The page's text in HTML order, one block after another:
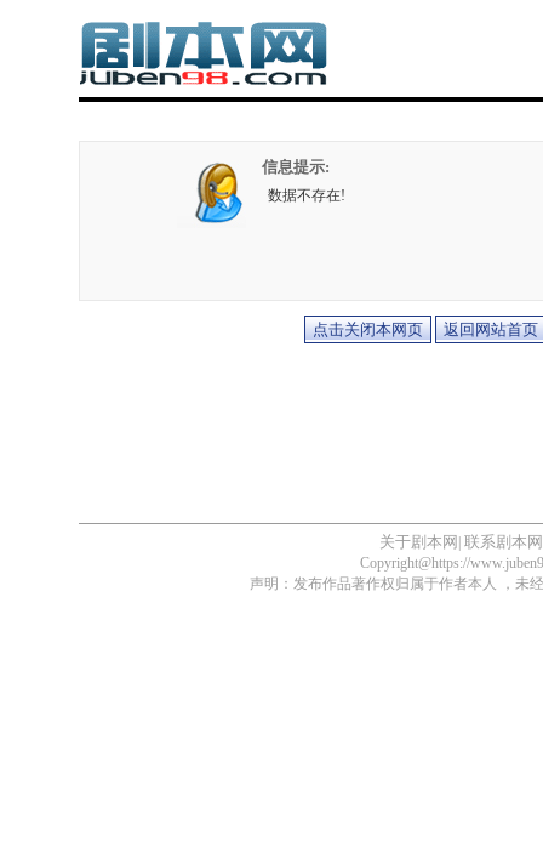
信息提示:
数据不存在!
关于剧本网 联系剧本网
Copyright@https://
声明：发布作品著作权归属于作者本人 ，未